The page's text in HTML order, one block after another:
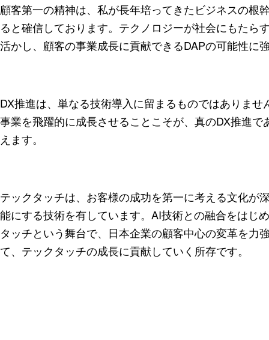
顧客第一の精神は、私が長年培ってきたビジネスの根
ると確信しております。テクノロジーが社会にもたら
活かし、顧客の事業成長に貢献できるDAPの可能性に
DX推進は、単なる技術導入に留まるものではありま
事業を飛躍的に成長させることこそが、真のDX推進
えます。
テックタッチは、お客様の成功を第一に考える文化が
能にする技術を有しています。AI技術との融合をはじ
タッチという舞台で、日本企業の顧客中心の変革を力
て、テックタッチの成長に貢献していく所存です。